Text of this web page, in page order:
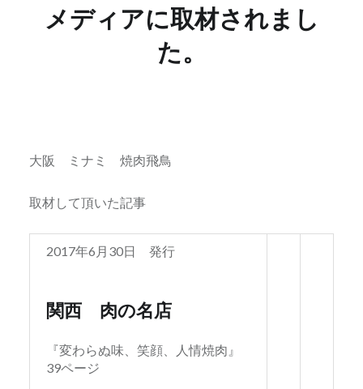
メディアに取材されまし
た。
大阪 ミナミ 焼肉飛鳥
取材して頂いた記事
2017年6月30日 発行
関西 肉の名店
『変わらぬ味、笑顔、人情焼肉』
39ページ